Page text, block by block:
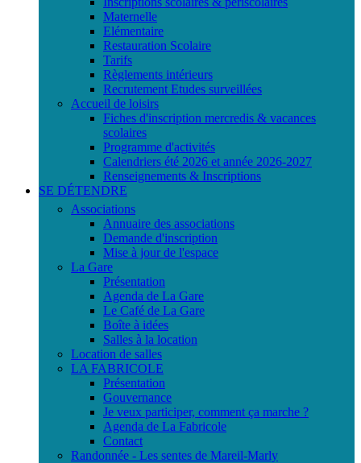
Maternelle
Elémentaire
Restauration Scolaire
Tarifs
Règlements intérieurs
Recrutement Etudes surveillées
Accueil de loisirs
Fiches d'inscription mercredis & vacances
scolaires
Programme d'activités
Calendriers été 2026 et année 2026-2027
Renseignements & Inscriptions
SE DÉTENDRE
Associations
Annuaire des associations
Demande d'inscription
Mise à jour de l'espace
La Gare
Présentation
Agenda de La Gare
Le Café de La Gare
Boîte à idées
Salles à la location
Location de salles
LA FABRICOLE
Présentation
Gouvernance
Je veux participer, comment ça marche ?
Agenda de La Fabricole
Contact
Randonnée - Les sentes de Mareil-Marly